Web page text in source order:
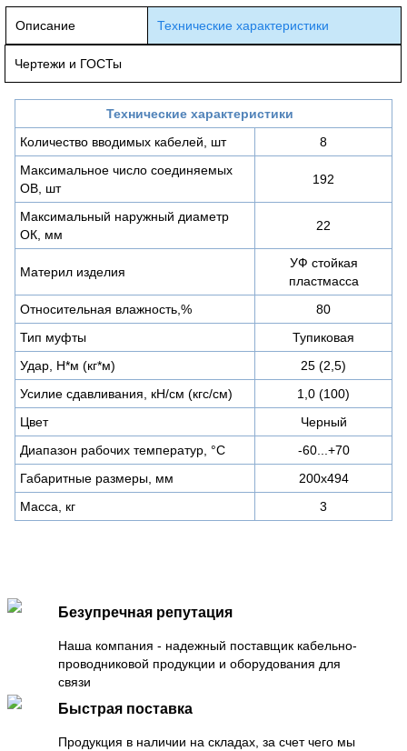
Описание Технические характеристики
Чертежи и ГОСТы
Технические характеристики
Количество вводимых кабелей, шт
8
Максимальное число соединяемых
ОВ, шт
192
Максимальный наружный диаметр
ОК, мм
22
Материл изделия
УФ стойкая
пластмасса
Относительная влажность,%
80
Тип муфты
Тупиковая
Удар, Н*м (кг*м)
25 (2,5)
Усилие сдавливания, кН/см (кгс/см)
1,0 (100)
Цвет
Черный
Диапазон рабочих температур, °С
-60...+70
Габаритные размеры, мм
200х494
Масса, кг
3
Безупречная репутация
Наша компания - надежный поставщик кабельно-
проводниковой продукции и оборудования для
связи
Быстрая поставка
Продукция в наличии на складах, за счет чего мы